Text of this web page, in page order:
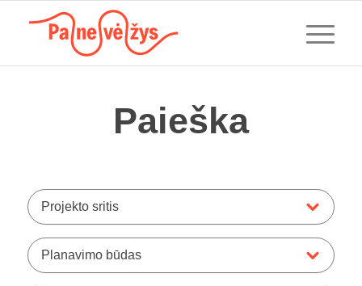
Paieška
Projekto sritis
Planavimo būdas